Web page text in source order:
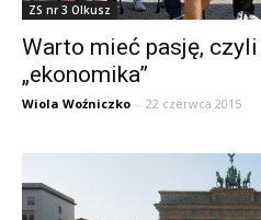
ZS nr 3 Olkusz
Warto mieć pasję,
„ekonomika”
Wiola Woźniczko - 22 czerwca 2015